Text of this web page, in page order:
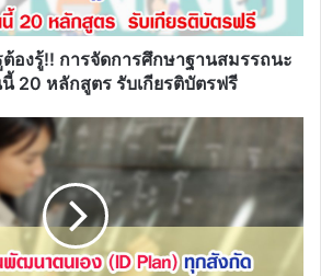
องรู้!! การจัดการศึกษาฐานสมรรถนะ
20 หลักสูตร รับเกียรติบัตรฟรี